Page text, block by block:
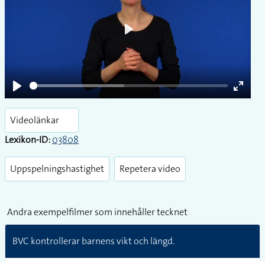
Play
Enter
Videolänkar
Lexikon-ID:03808
Uppspelningshastighet Repetera video
Andra exempelfilmer som innehåller tecknet
BVC kontrollerar barnens vikt och längd.